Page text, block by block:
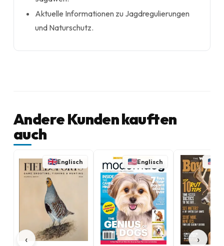
Aktuelle Informationen zu Jagdregulierungen
und Naturschutz.
Andere Kunden kauften
auch
‹
Englisch Englisch
›